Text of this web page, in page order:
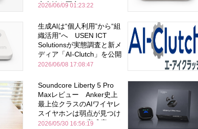
安全性を両立
2026/06/09 01:23:22
生成AIは“個人利用”から“組
織活用”へ USEN ICT
Solutionsが実態調査と新メ
ディア「AI-Clutch」を公開
2026/06/08 17:08:47
Soundcore Liberty 5 Pro
Maxレビュー Anker史上
最上位クラスのAIワイヤレ
スイヤホンは弱点が見つけ
づらいくらいの完成度にび
2026/05/30 16:56:19